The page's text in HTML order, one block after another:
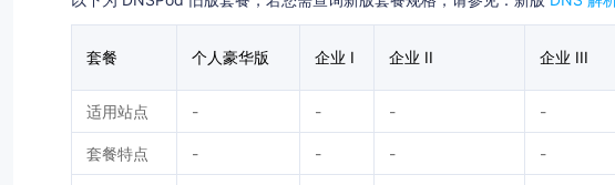
套餐 个人豪华版 企业 I 企业 II 企业 III
适用站点 - - - -
套餐特点 - - - -